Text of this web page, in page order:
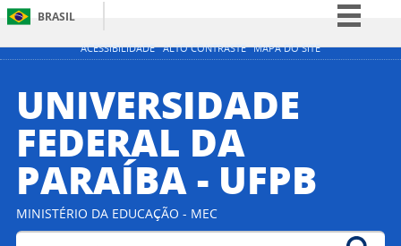
ACESSIBILIDADE ALTO CONTRASTE MAPA DO SITE
BRASIL
Simplifique!
Participe
Acesso à informação
Canais
UNIVERSIDADE
FEDERAL DA
PARAÍBA - UFPB
MINISTÉRIO DA EDUCAÇÃO - MEC
Buscar no portal